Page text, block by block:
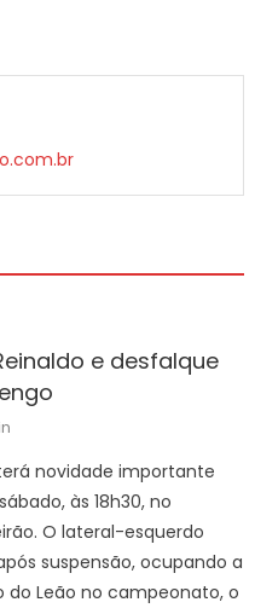
e desfalque
terá novidade importante
às 18h30, no
O lateral-esquerdo
suspensão, ocupando a
do Leão no campeonato, o